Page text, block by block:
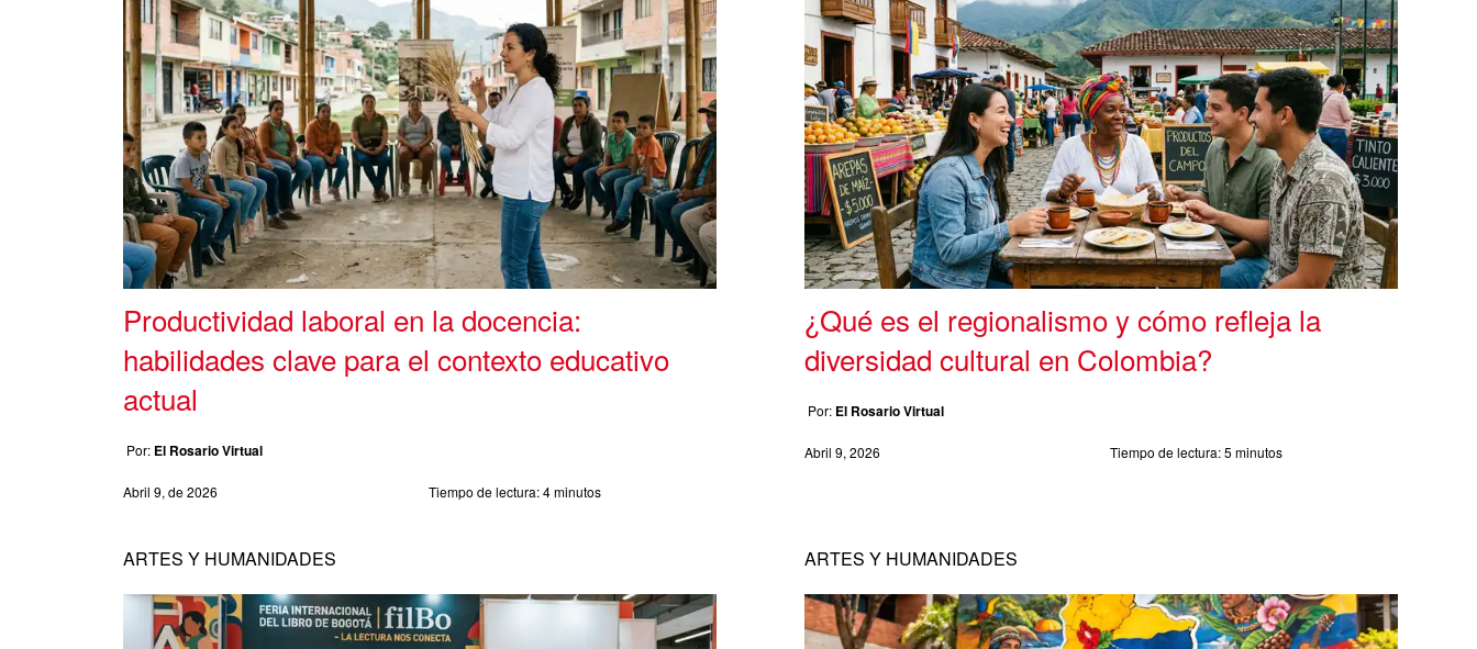
Productividad laboral en la docencia:
habilidades clave para el contexto educativo
actual
Por: El Rosario Virtual
Abril 9, de 2026 Tiempo de lectura:4 minutos
¿Qué es el regionalismo y cómo refleja la
diversidad cultural en Colombia?
Por: El Rosario Virtual
Abril 9, 2026 Tiempo de lectura:5 minutos
ARTES Y HUMANIDADES ARTES Y HUMANIDADES